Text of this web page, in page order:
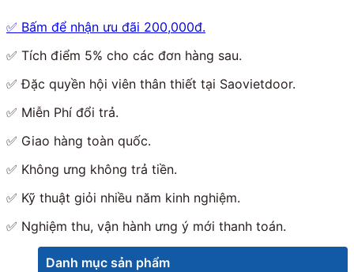
✅ Bấm để nhận ưu đãi 200,000đ.
✅ Tích điểm 5% cho các đơn hàng sau.
✅ Đặc quyền hội viên thân thiết tại Saovietdoor.
✅ Miễn Phí đổi trả.
✅ Giao hàng toàn quốc.
✅ Không ưng không trả tiền.
✅ Kỹ thuật giỏi nhiều năm kinh nghiệm.
✅ Nghiệm thu, vận hành ưng ý mới thanh toán.
Danh mục sản phẩm